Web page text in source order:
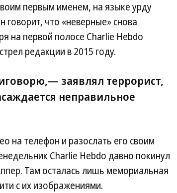
первым именем, на языке урду
говорит, что «неверные» снова
на первой полосе Charlie Hebdo
редакции в 2015 году.
заявлял террорист,
неправильное
на телефон и разослать его своим
Charlie Hebdo давно покинул
Там осталась лишь мемориальная
с их изображениями.